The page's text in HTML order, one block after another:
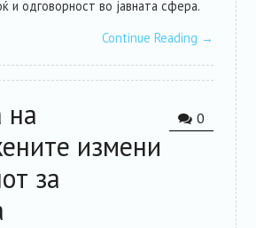
и одговорност во јавната сфера.
Continue Reading →
0
на
измени
за